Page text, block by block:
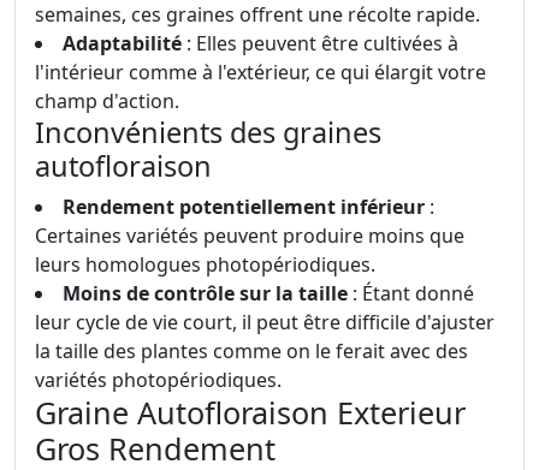
semaines, ces graines offrent une récolte rapide.
Adaptabilité : Elles peuvent être cultivées à
l'intérieur comme à l'extérieur, ce qui élargit votre
champ d'action.
Inconvénients des graines
autofloraison
Rendement potentiellement inférieur :
Certaines variétés peuvent produire moins que
leurs homologues photopériodiques.
Moins de contrôle sur la taille : Étant donné
leur cycle de vie court, il peut être difficile d'ajuster
la taille des plantes comme on le ferait avec des
variétés photopériodiques.
Graine Autofloraison Exterieur
Gros Rendement